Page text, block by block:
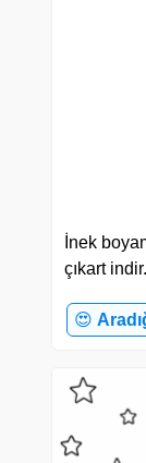
İnek
çıkart
😍